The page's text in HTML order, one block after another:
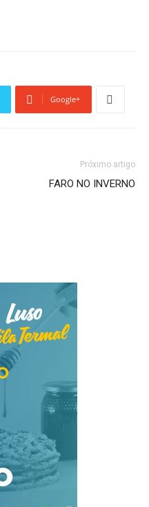
Google+
Próximo artigo
FARO NO INVERNO